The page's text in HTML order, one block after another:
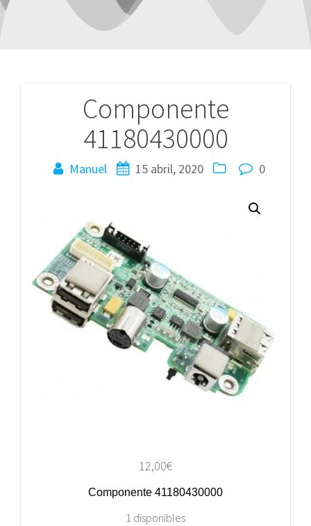
Componente
41180430000
Manuel 15 abril, 2020 0
12,00€
Componente 41180430000
1 disponibles
Navegación
entradas